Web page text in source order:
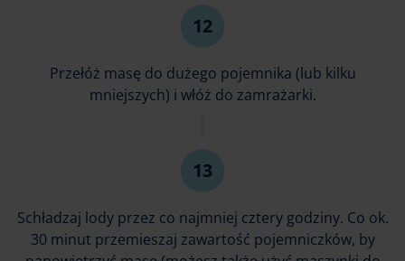
Przełóż masę do dużego pojemnika (lub kilku
mniejszych) i włóż do zamrażarki.
Schładzaj lody przez co najmniej cztery godziny. Co ok.
30 minut przemieszaj zawartość pojemniczków, by